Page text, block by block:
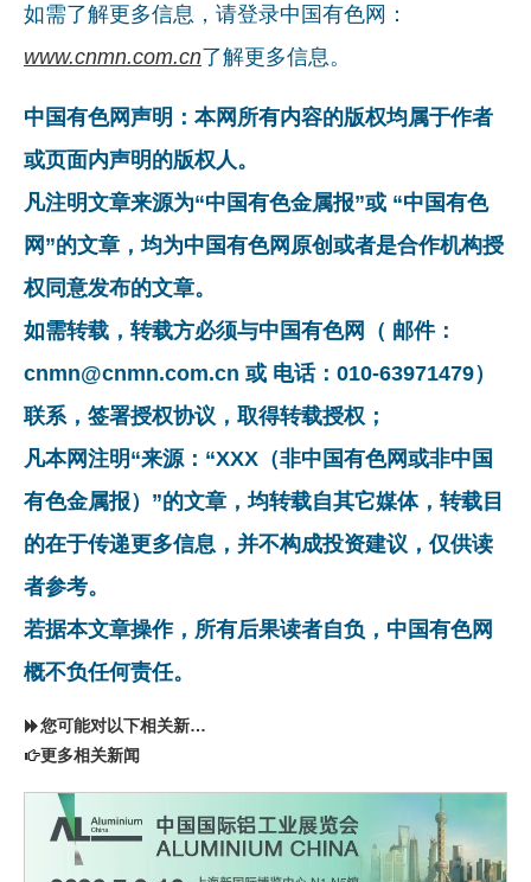
行情报价
数字报
如需了解更多信息，请登录中国有色网：
www.cnmn.com.cn了解更多信息。
中国有色网声明：本网所有内容的版权均属于作者
或页面内声明的版权人。
凡注明文章来源为“中国有色金属报”或 “中国有色
网”的文章，均为中国有色网原创或者是合作机构授
权同意发布的文章。
如需转载，转载方必须与中国有色网（ 邮件：
cnmn@cnmn.com.cn 或 电话：010-63971479）
联系，签署授权协议，取得转载授权；
凡本网注明“来源：“XXX（非中国有色网或非中国
有色金属报）”的文章，均转载自其它媒体，转载目
的在于传递更多信息，并不构成投资建议，仅供读
者参考。
若据本文章操作，所有后果读者自负，中国有色网
概不负任何责任。
您可能对以下相关新闻同样感兴趣
更多相关新闻